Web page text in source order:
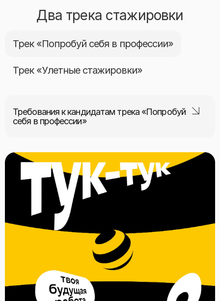
Два трека стажировки
Трек «Попробуй себя в профессии»
Трек «Улетные стажировки»
Требования к кандидатам трека «Попробуй
себя в профессии»
лет)
Формат и график
Очный или гибридный, гибкий график (20/30 часов в неделю)
Продолжительность стажировки — от 1 до 3 месяцев, два
потока стажировки: весенний и осенний, набор два раза в